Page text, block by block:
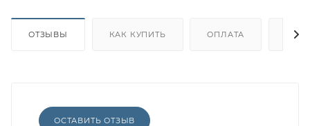
ОТЗЫВЫ КАК КУПИТЬ ОПЛАТА
ОСТАВИТЬ ОТЗЫВ